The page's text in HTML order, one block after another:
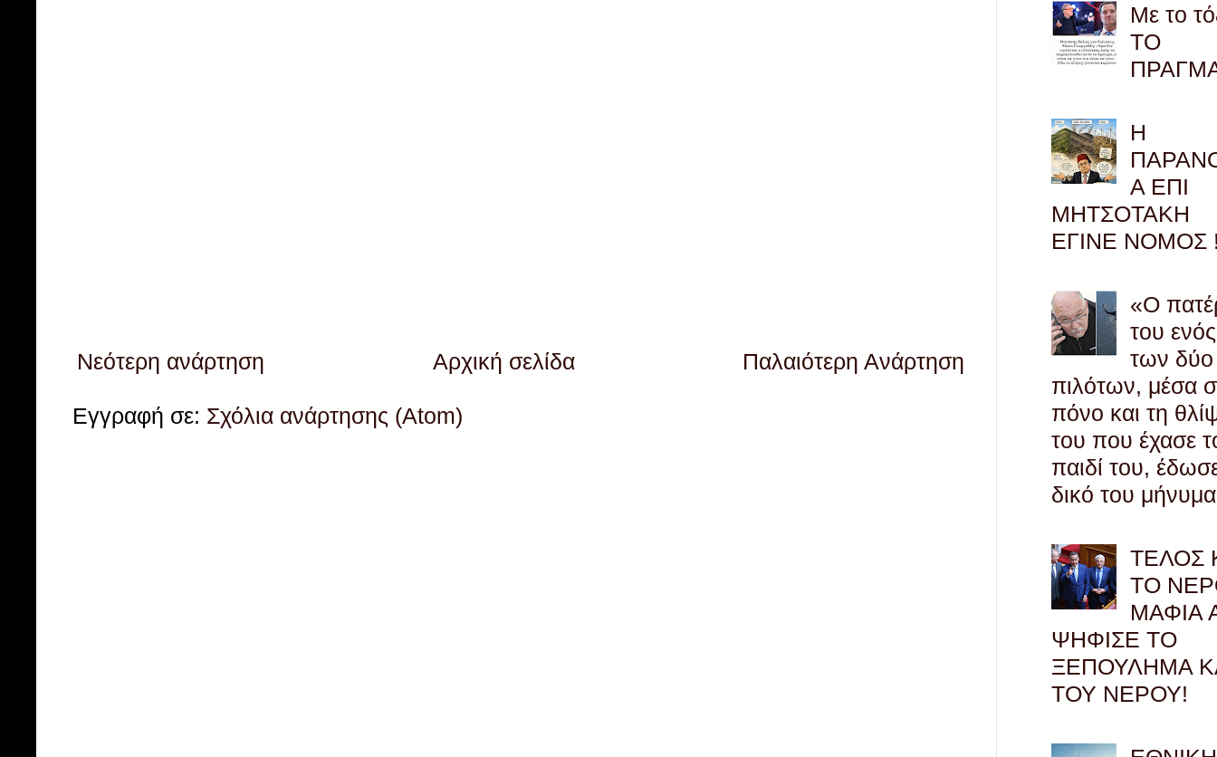
Νεότερη ανάρτηση Παλαιότερη Ανάρτηση
Αρχική σελίδα
Εγγραφή σε: Σχόλια ανάρτησης (Atom)
Με το
ΤΟ
Η
Α ΕΠΙ
ΜΗΤΣΟΤΑΚΗ
ΕΓΙΝΕ ΝΟΜΟΣ
«Ο
του
των δύο
πιλότων, μέσα
πόνο και τη
του που έχασε
παιδί του,
δικό του μήνυμα
ΤΕΛΟΣ
ΤΟ
ΜΑΦΙΑ
ΨΗΦΙΣΕ ΤΟ
ΞΕΠΟΥΛΗΜΑ
ΤΟΥ ΝΕΡΟΥ!